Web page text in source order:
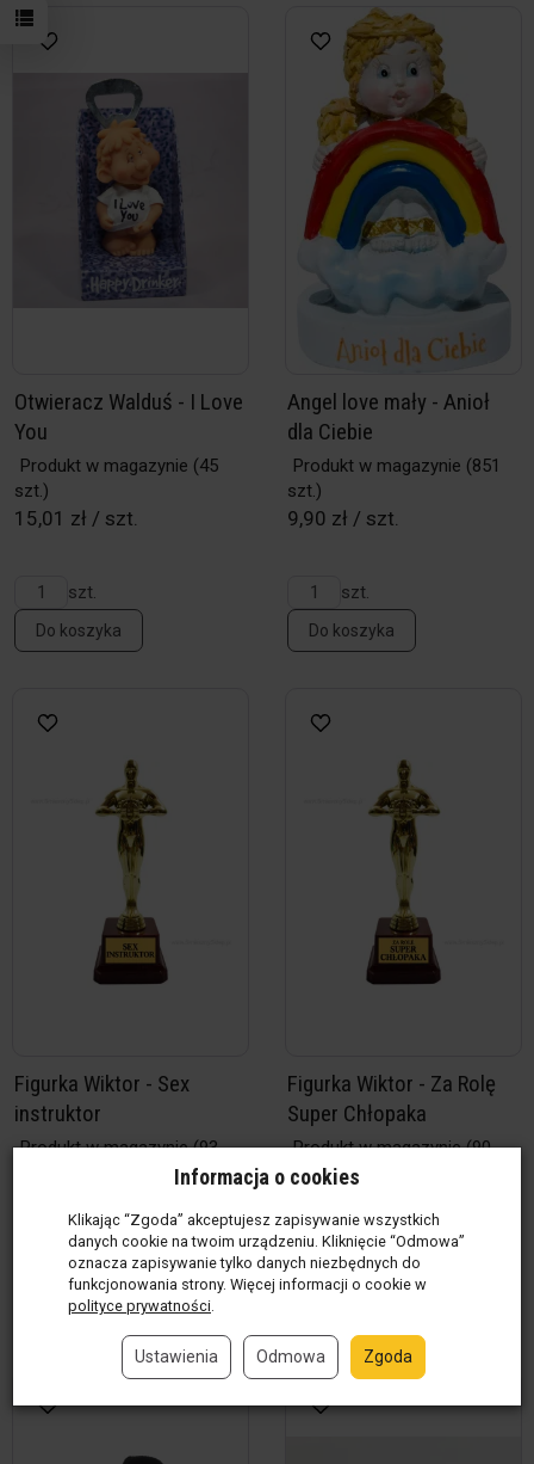
Otwieracz Walduś - I Love
You
Produkt w magazynie (45
szt.)
15,01 zł / szt.
szt.
Do koszyka
Angel love mały - Anioł
dla Ciebie
Produkt w magazynie (851
szt.)
9,90 zł / szt.
szt.
Do koszyka
Figurka Wiktor - Sex
instruktor
Produkt w magazynie(93
szt.
Do koszyka
Figurka Wiktor - Za Rolę
Super Chłopaka
Produkt w magazynie(90
szt.)
szt.
Informacja o cookies
Klikając “Zgoda” akceptujesz zapisywanie wszystkich
danych cookie na twoim urządzeniu. Kliknięcie “Odmowa”
oznacza zapisywanie tylko danych niezbędnych do
funkcjonowania strony. Więcej informacji o cookie w
polityce prywatności.
Ustawienia Odmowa Zgoda